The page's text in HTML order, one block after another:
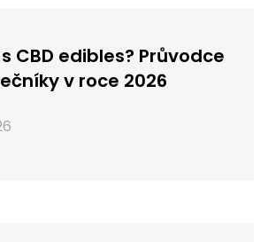
CBD edibles? Průvodce
v roce 2026